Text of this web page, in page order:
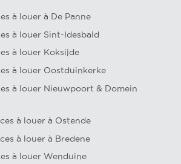
à louer à De Panne
à louer Sint-Idesbald
à louer Koksijde
à louer Oostduinkerke
à louer Nieuwpoort & Domein
à louer à Ostende
à louer à Bredene
à louer Wenduine